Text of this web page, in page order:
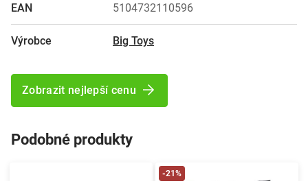
EAN 5104732110596
Výrobce Big Toys
Zobrazit nejlepší cenu
Podobné produkty
-21%